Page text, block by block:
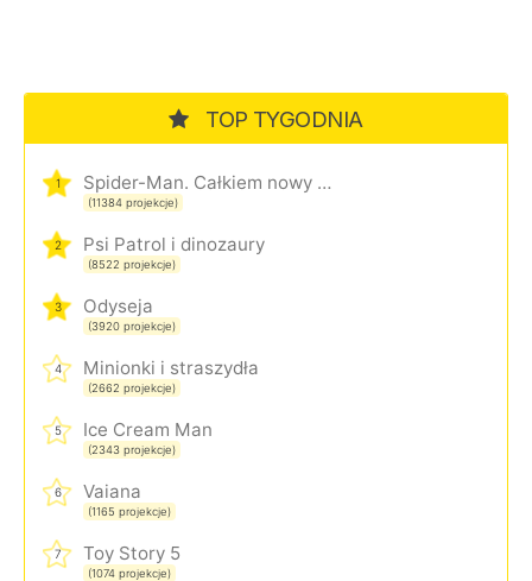
TOP TYGODNIA
1 Spider-Man. Całkiem nowy dzień
(11384 projekcje)
2 Psi Patrol i dinozaury
(8522 projekcje)
3 Odyseja
(3920 projekcje)
4 Minionki i straszydła
(2662 projekcje)
5 Ice Cream Man
(2343 projekcje)
6 Vaiana
(1165 projekcje)
7 Toy Story 5
(1074 projekcje)